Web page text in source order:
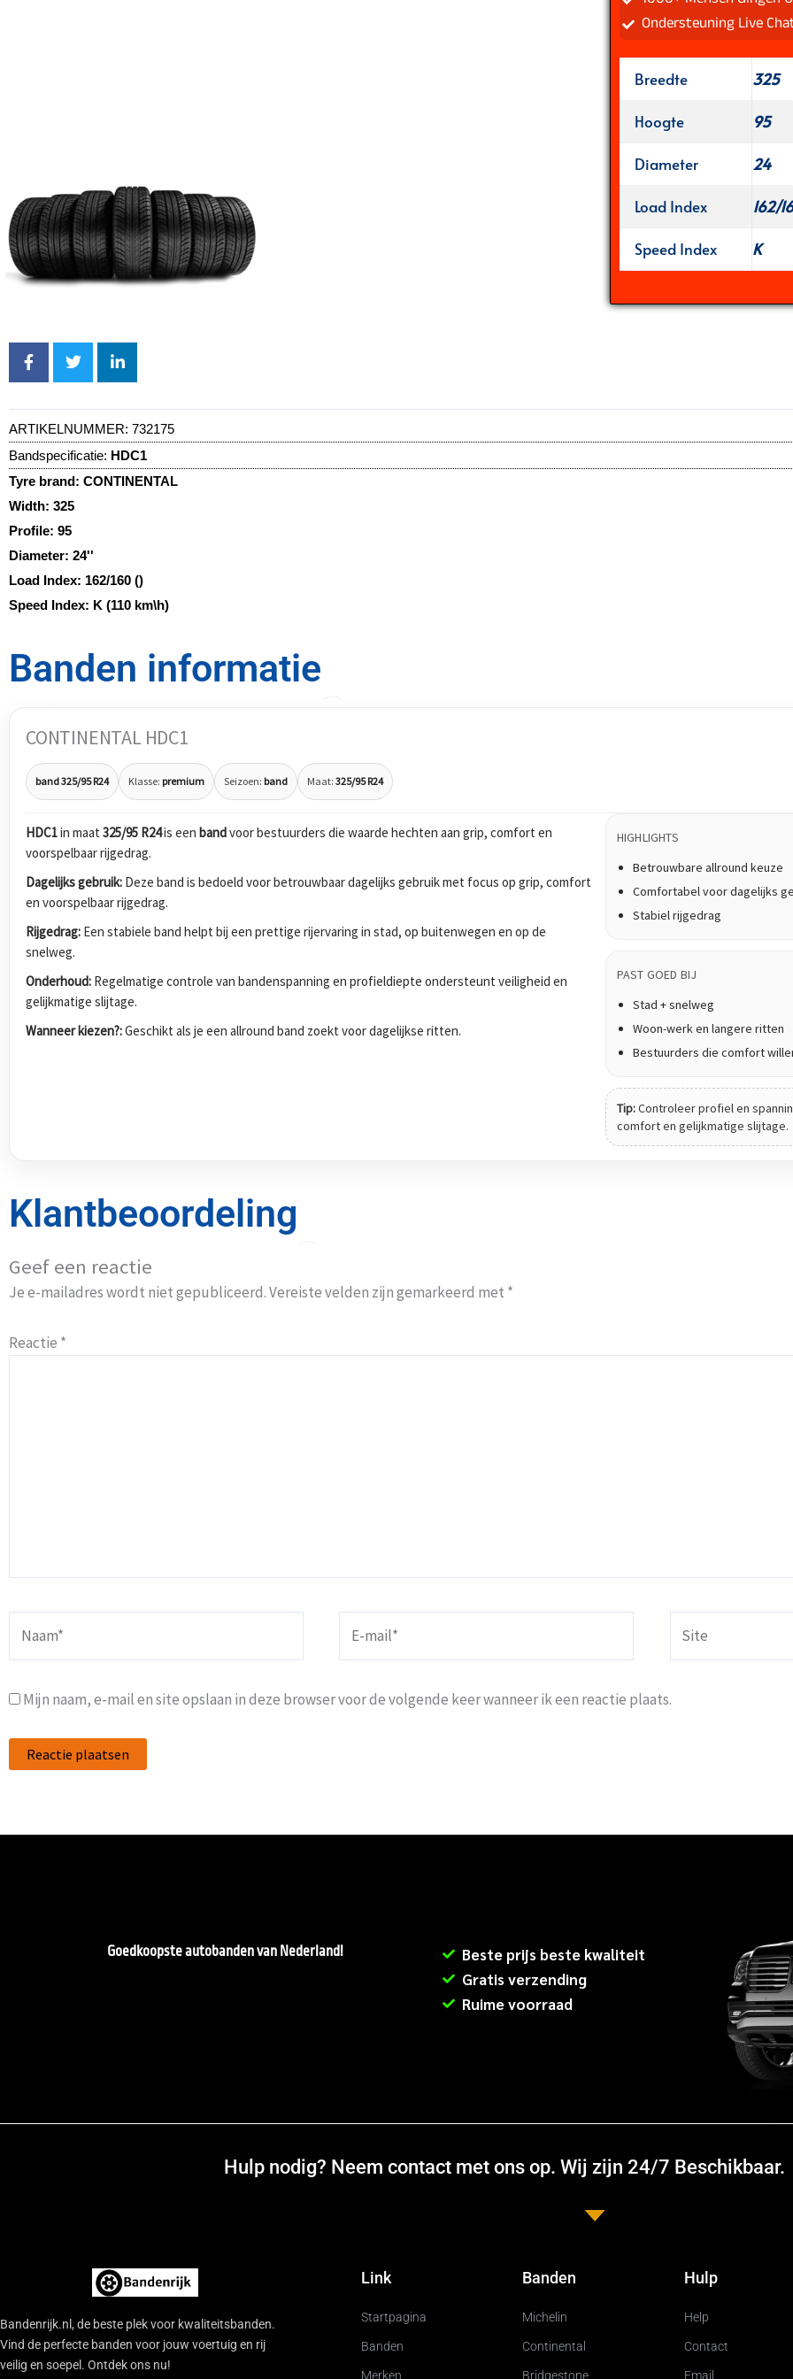
Ondersteuning Live
Breedte
325
Hoogte
95
Diameter
24
Load Index
162/
Speed Index
K
ARTIKELNUMMER: 732175
Bandspecificatie: HDC1
Tyre brand: CONTINENTAL
Width: 325
Profile: 95
Diameter: 24''
Load Index: 162/160 ()
Speed Index: K (110 km\h)
Banden informatie
CONTINENTAL HDC1
band 325/95 R24 Klasse: premium Seizoen: band Maat: 325/95 R24
HDC1in maat 325/95 R24is een bandvoor bestuurders die waarde hechten aan grip, comfort en
voorspelbaar rijgedrag.
Dagelijks gebruik: Deze band is bedoeld voor betrouwbaar dagelijks gebruik met focus op grip, comfort
en voorspelbaar rijgedrag.
Rijgedrag: Een stabiele band helpt bij een prettige rijervaring in stad, op buitenwegen en op de
snelweg.
Onderhoud: Regelmatige controle van bandenspanning en profieldiepte ondersteunt veiligheid en
gelijkmatige slijtage.
Wanneer kiezen?:Geschikt als je een allround band zoekt voor dagelijkse ritten.
HIGHLIGHTS
Betrouwbare allround keuze
Comfortabel voor dagelijks
Stabiel rijgedrag
PAST GOED BIJ
Stad + snelweg
Woon-werk en langere ritten
Bestuurders die comfort
Tip:Controleer profiel en
comfort en gelijkmatige slijtage.
Klantbeoordeling
Geef een reactie
Je e-mailadres wordt niet gepubliceerd.Vereiste velden zijn gemarkeerd met *
Reactie *
mail*
Mijn naam, e-mail en site opslaan in deze browser voor de volgende keer wanneer ik een reactie plaats.
Goedkoopste autobanden van Nederland!
Beste prijs beste kwaliteit
Gratis verzending
Ruime voorraad
Hulp nodig? Neem contact met ons op. Wij zijn 24/7 Beschikbaar.
Bandenrijk.nl, de beste plek voor kwaliteitsbanden.
Vind de perfecte banden voor jouw voertuig en rij
veilig en soepel. Ontdek ons nu!
Link
Startpagina
Banden
Merken
Banden
Michelin
Continental
Bridgestone
Hulp
Help
Contact
Email